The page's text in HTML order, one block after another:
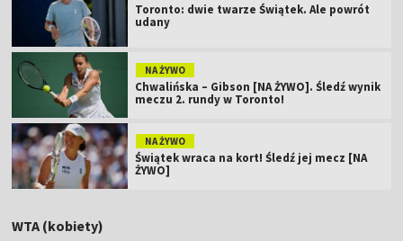
Toronto: dwie twarze Świątek. Ale powrót
udany
NA ŻYWO
Chwalińska – Gibson [NA ŻYWO]. Śledź wynik
meczu 2. rundy w Toronto!
NA ŻYWO
Świątek wraca na kort! Śledź jej mecz [NA
ŻYWO]
WTA (kobiety)